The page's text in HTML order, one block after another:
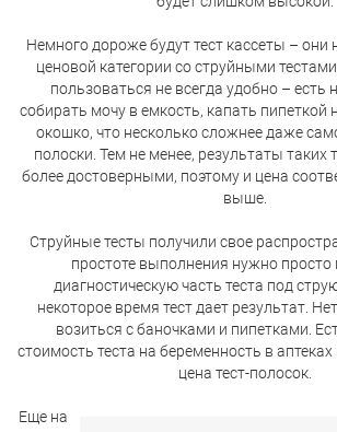
Немного дороже будут тест кассеты – они
ценовой категории со струйными
пользоваться не всегда удобно – есть
собирать мочу в емкость, капать пипеткой
окошко, что несколько сложнее даже
полоски. Тем не менее, результаты таких
более достоверными, поэтому и цена
выше.
Струйные тесты получили свое
простоте выполнения нужно просто
диагностическую часть теста под
некоторое время тест дает результат.
возиться с баночками и пипетками.
стоимость теста на беременность в
цена тест-полосок.
Еще на